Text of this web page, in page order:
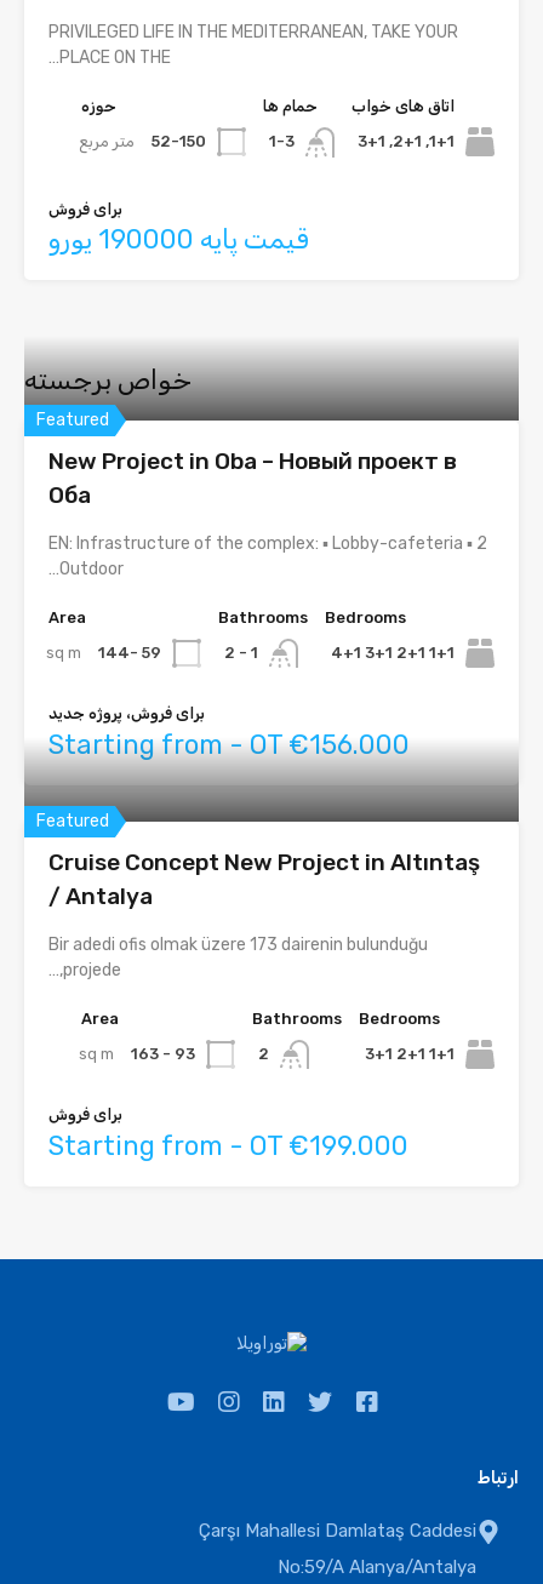
PRIVILEGED LIFE IN THE MEDITERRANEAN, TAKE YOUR
PLACE ON THE…
اتاق های خواب
1+1, 2+1, 3+1
حمام ها
1-3
حوزه
52-150
متر مربع
برای فروش
قیمت پایه 190000 یورو
خواص برجسته
Featured
New Project in Oba – Новый проект в
Оба
EN: Infrastructure of the complex: ▪ Lobby-cafeteria ▪ 2
Outdoor…
Bedrooms
1+1 2+1 3+1 4+1
Bathrooms
1 - 2
Area
59 -144
sq m
برای فروش، پروژه جدید
Starting from - OT €156.000
Featured
Cruise Concept New Project in Altıntaş
/ Antalya
Bir adedi ofis olmak üzere 173 dairenin bulunduğu
projede,…
Bedrooms
1+1 2+1 3+1
Bathrooms
2
Area
93 - 163
sq m
برای فروش
Starting from - OT €199.000
ارتباط
Çarşı Mahallesi Damlataş Caddesi
No:59/A Alanya/Antalya